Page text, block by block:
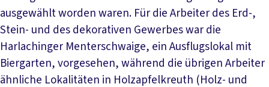
ausgewählt worden waren. Für die Arbeiter des Erd-,
Stein- und des dekorativen Gewerbes war die
Harlachinger Menterschwaige, ein Ausflugslokal mit
Biergarten, vorgesehen, während die übrigen Arbeiter
ähnliche Lokalitäten in Holzapfelkreuth (Holz- und